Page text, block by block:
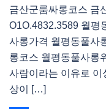
금산군룸싸롱코스 금
O1O.4832.3589 월평
사롱가격 월평동풀사
롱코스 월평동풀사롱
사람이라는 이유로 이
상이 […]